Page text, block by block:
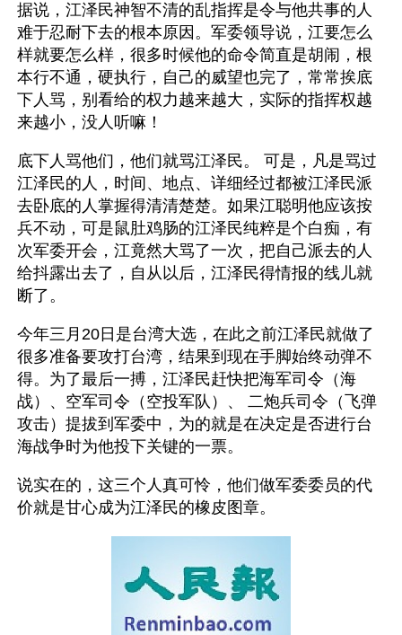
据说，江泽民神智不清的乱指挥是令与他共事的人
难于忍耐下去的根本原因。军委领导说，江要怎么
样就要怎么样，很多时候他的命令简直是胡闹，根
本行不通，硬执行，自己的威望也完了，常常挨底
下人骂，别看给的权力越来越大，实际的指挥权越
来越小，没人听嘛！
底下人骂他们，他们就骂江泽民。 可是，凡是骂过
江泽民的人，时间、地点、详细经过都被江泽民派
去卧底的人掌握得清清楚楚。如果江聪明他应该按
兵不动，可是鼠肚鸡肠的江泽民纯粹是个白痴，有
次军委开会，江竟然大骂了一次，把自己派去的人
给抖露出去了，自从以后，江泽民得情报的线儿就
断了。
今年三月20日是台湾大选，在此之前江泽民就做了
很多准备要攻打台湾，结果到现在手脚始终动弹不
得。为了最后一搏，江泽民赶快把海军司令（海
战）、空军司令（空投军队）、 二炮兵司令（飞弹
攻击）提拔到军委中，为的就是在决定是否进行台
海战争时为他投下关键的一票。
说实在的，这三个人真可怜，他们做军委委员的代
价就是甘心成为江泽民的橡皮图章。